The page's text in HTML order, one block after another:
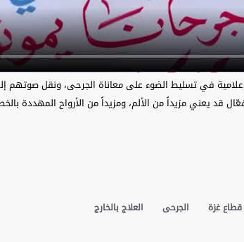
في تسليط الضوء على معاناة الجرحى، ونقل صوتهم
قد يعني مزيداً من الألم، ومزيداً من الأرواح المهددة
قطاع غزة الجرحى العلاج بالخارج